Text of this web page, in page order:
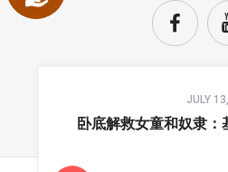
JULY
卧底解救女童和奴隶
TOP